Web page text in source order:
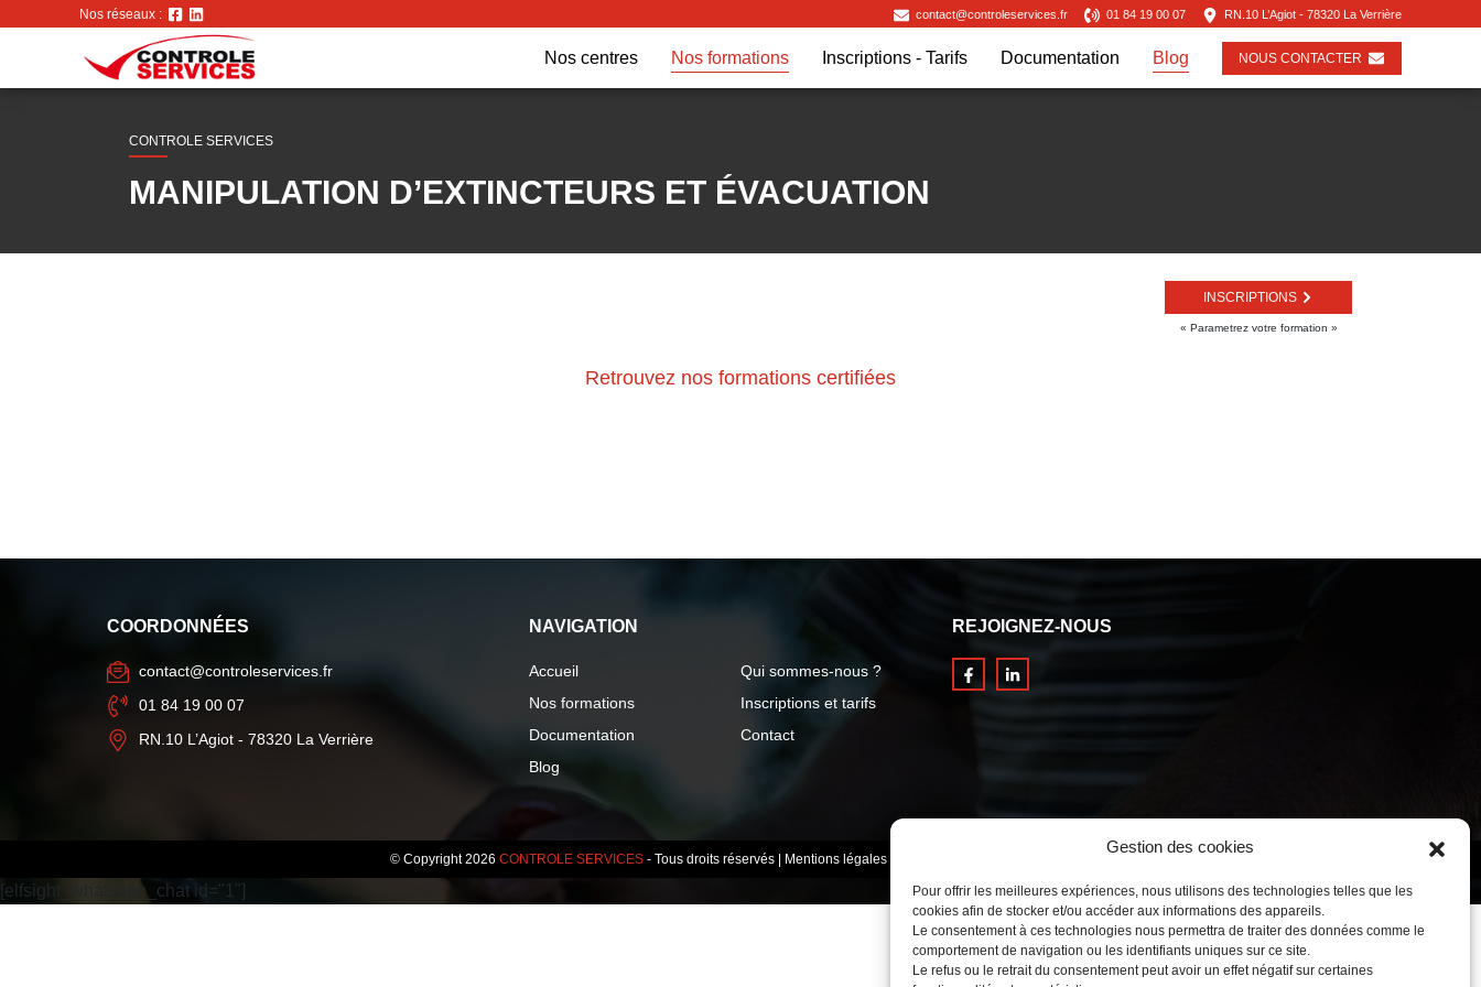
Gestion des cookies
Pour offrir les meilleures expériences, nous utilisons des technologies telles que les
cookies afin de stocker et/ou accéder aux informations des appareils.
Le consentement à ces technologies nous permettra de traiter des données comme le
comportement de navigation ou les identifiants uniques sur ce site.
Le refus ou le retrait du consentement peut avoir un effet négatif sur certaines
Nos réseaux : contact@controleservices.fr 01 84 19 00 07 RN.10 L’Agiot - 78320 La Verrière
Nos centres Nos formations Inscriptions - Tarifs Documentation Blog NOUS CONTACTER
CONTROLE SERVICES
MANIPULATION D’EXTINCTEURS ET ÉVACUATION
INSCRIPTIONS
« Parametrez votre formation »
Retrouvez nos formations certifiées
COORDONNÉES
contact@controleservices.fr
01 84 19 00 07
RN.10 L’Agiot - 78320 La Verrière
NAVIGATION
Accueil
Qui sommes-nous ?
Nos formations
Inscriptions et tarifs
Documentation
Contact
Blog
REJOIGNEZ-NOUS
© Copyright 2026 CONTROLE SERVICES - Tous droits réservés Mentions légales
[elfsight_whatsapp_chat id="1"]